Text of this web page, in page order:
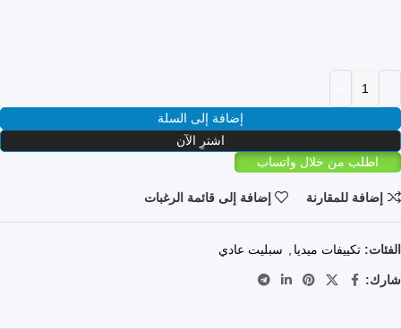
إضافة إلى السلة
اشترِ الآن
اطلب من خلال واتساب
إضافة للمقارنة إضافة إلى قائمة الرغبات
الفئات: تكييفات ميديا سبليت عادي
شارك: